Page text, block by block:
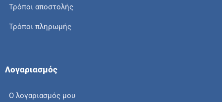
Τρόποι αποστολής
Τρόποι πληρωμής
Λογαριασμός
Ο λογαριασμός μου